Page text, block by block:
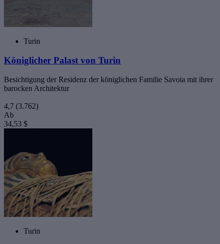
Turin
Königlicher Palast von Turin
Besichtigung der Residenz der königlichen Familie Savoia mit ihrer
barocken Architektur
4,7 (3.762)
Ab
34,53 $
Turin